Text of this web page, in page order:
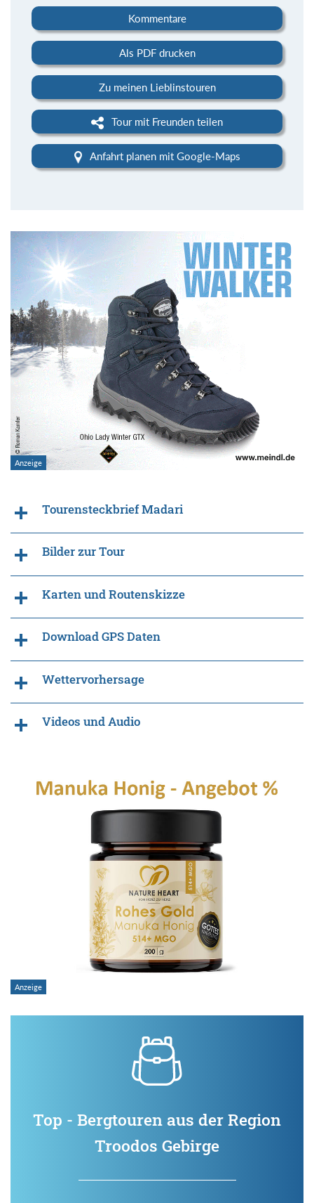
Kommentare
Als PDF drucken
Zu meinen Lieblinstouren
Tour mit Freunden teilen
Anfahrt planen mit Google-Maps
Tourensteckbrief Madari
Bilder zur Tour
Karten und Routenskizze
Download GPS Daten
Wettervorhersage
Videos und Audio
Top - Bergtouren aus der Region
Troodos Gebirge